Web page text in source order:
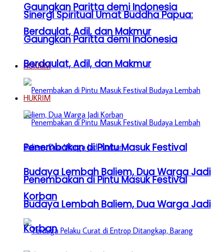
Gaungkan Paritta demi Indonesia
Berdaulat, Adil, dan Makmur
HUKRIM
Penembakan di Pintu Masuk Festival
Budaya Lembah Baliem, Dua Warga Jadi
Korban
Sinergi Spiritual Umat Buddha Papua:
Gaungkan Paritta demi Indonesia
Berdaulat, Adil, dan Makmur
HUKRIM
Penembakan di Pintu Masuk Festival
Budaya Lembah Baliem, Dua Warga Jadi
Korban